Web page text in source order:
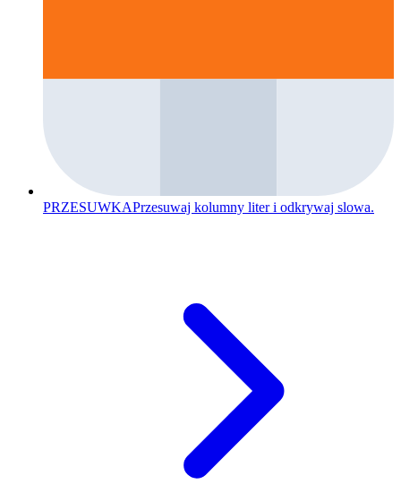
PRZESUWKAPrzesuwaj kolumny liter i odkrywaj slowa.